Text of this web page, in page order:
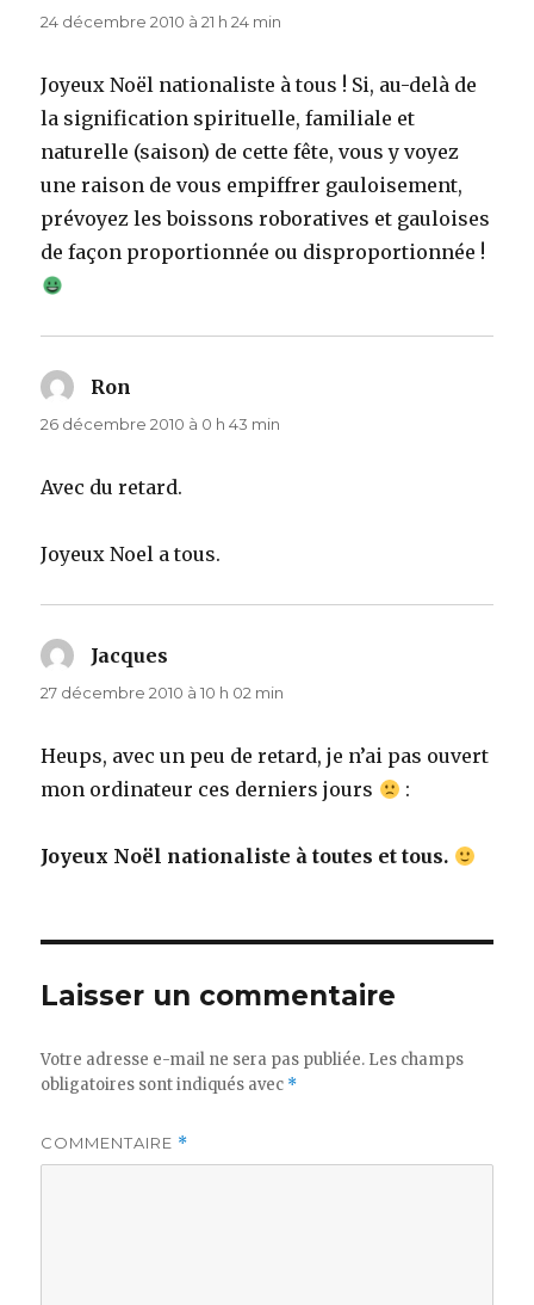
24 décembre 2010 à 21 h 24 min
Joyeux Noël nationaliste à tous ! Si, au-delà de
la signification spirituelle, familiale et
naturelle (saison) de cette fête, vous y voyez
une raison de vous empiffrer gauloisement,
prévoyez les boissons roboratives et gauloises
de façon proportionnée ou disproportionnée !
Ron
26 décembre 2010 à 0 h 43 min
Avec du retard.
Joyeux Noel a tous.
Jacques
27 décembre 2010 à 10 h 02 min
Heups, avec un peu de retard, je n’ai pas ouvert
mon ordinateur ces derniers jours
:
Joyeux Noël nationaliste à toutes et tous.
Laisser un commentaire
Votre adresse e-mail ne sera pas publiée. Les champs
obligatoires sont indiqués avec *
COMMENTAIRE *